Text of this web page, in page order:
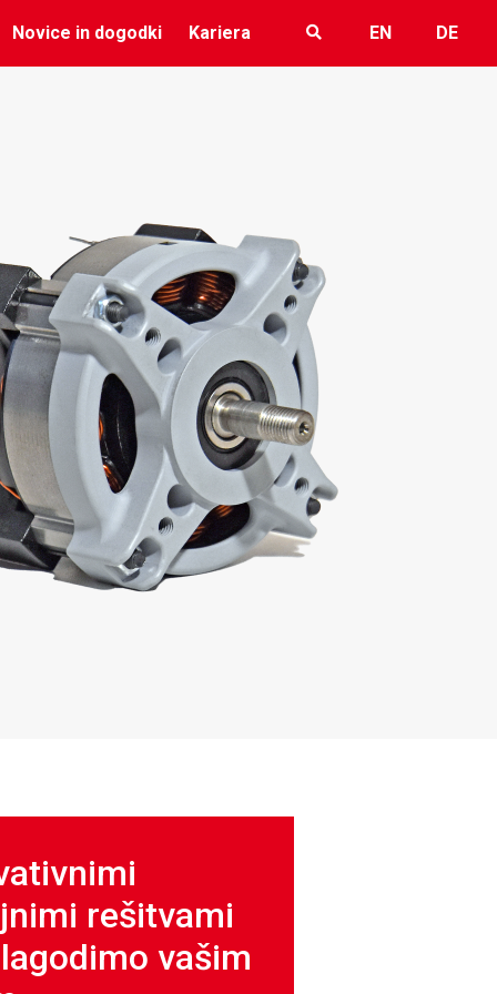
Novice in dogodki Kariera EN DE
rešitvami
vašim